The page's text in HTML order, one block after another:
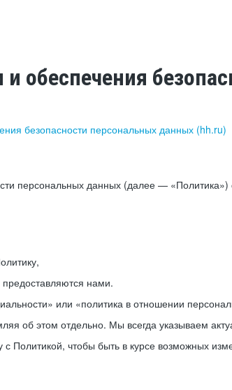
и обеспечения
безопасности персональных данных (hh.ru)
персональных данных (далее —
нами.
или «политика в отношении
об этом отдельно. Мы всегда указываем
Политикой, чтобы быть в курсе возможных